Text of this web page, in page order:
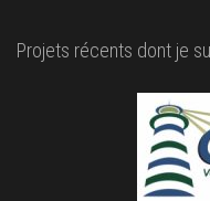
Projets récents dont je